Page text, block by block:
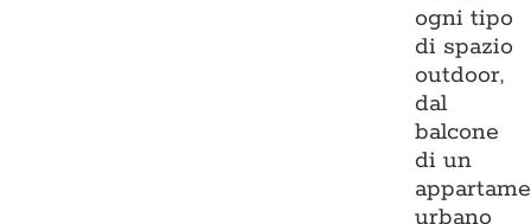
ogni tipo
di spazio
outdoor,
dal
balcone
di un
urbano